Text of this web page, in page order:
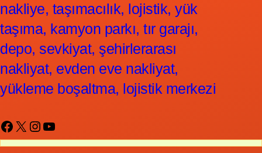
nakliye, taşımacılık, lojistik, yük
taşıma, kamyon parkı, tır garajı,
depo, sevkiyat, şehirlerarası
nakliyat, evden eve nakliyat,
yükleme boşaltma, lojistik merkezi
Facebook X Instagram YouTube